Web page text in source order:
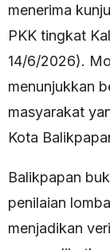
menerima
PKK tingkat
14/6/2026).
menunjukkan
masyarakat
Kota
Balikpapan
penilaian
menjadikan